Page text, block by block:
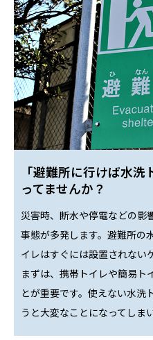
「避難所に行けば水
ってませんか？
災害時、断水や停電などの影
事態が多発します。避難所の
イレはすぐには設置されない
まずは、携帯トイレや簡易ト
とが重要です。使えない水洗
うと大変なことになってしま